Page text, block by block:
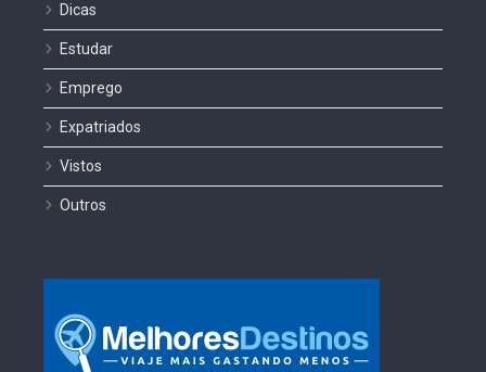
Dicas
Estudar
Emprego
Expatriados
Vistos
Outros